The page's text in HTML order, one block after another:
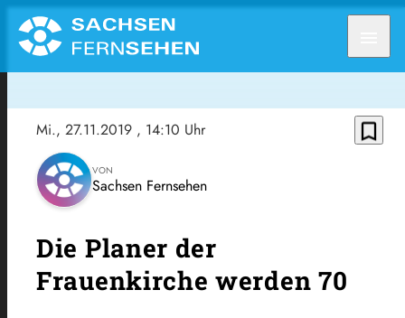
Mi., 27.11.2019 , 14:10 Uhr bookmark_border
VON
Sachsen Fernsehen
Die Planer der
Frauenkirche werden 70